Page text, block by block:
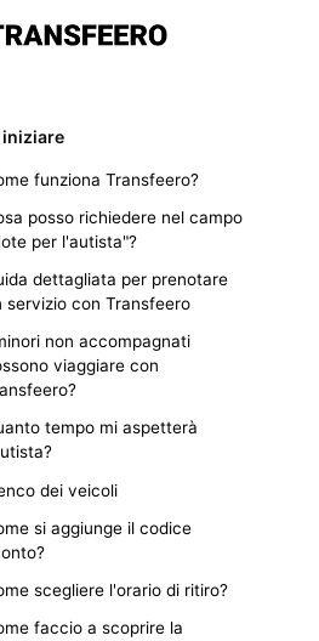
iniziare
funziona Transfeero?
posso richiedere nel campo
per l'autista"?
dettagliata per prenotare
servizio con Transfeero
non accompagnati
viaggiare con
tempo mi aspetterà
dei veicoli
si aggiunge il codice
scegliere l'orario di ritiro?
faccio a scoprire la